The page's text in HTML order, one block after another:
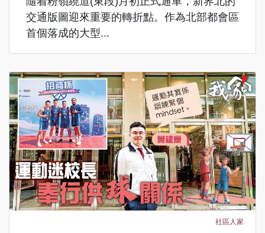
交通版圖迎來重要的轉折點。作為北部都會區
首個落成的大型...
社區人家